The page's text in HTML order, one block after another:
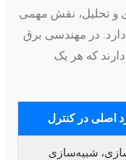
و تحلیل، نقش مهمی
در مهندسی برق
که هر یک
اصلی در کنترل
شبیه‌سازی